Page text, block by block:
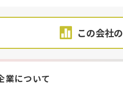
この会社の
業について